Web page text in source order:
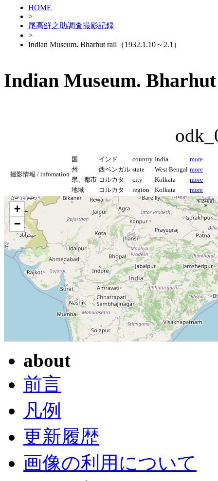
HOME
>
尾高鮮之助調査撮影記録
>
Indian Museum. Bharhut rail（1932.1.10～2.1）
Indian Museum.
撮影情報 / infomation
国 インド country India
more
州
西ベンガル state West Bengal more
県、都市 コルカタ city Kolkata
more
地域
コルカタ region Kolkata more
+
−
about
前言
凡例
更新履歴
画像の利用について